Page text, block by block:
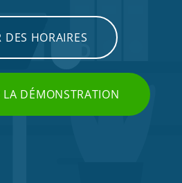
DES HORAIRES
LA DÉMONSTRATION